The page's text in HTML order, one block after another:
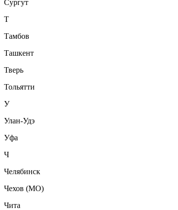
Сургут
Т
Тамбов
Ташкент
Тверь
Тольятти
У
Улан-Удэ
Уфа
Ч
Челябинск
Чехов (МО)
Чита